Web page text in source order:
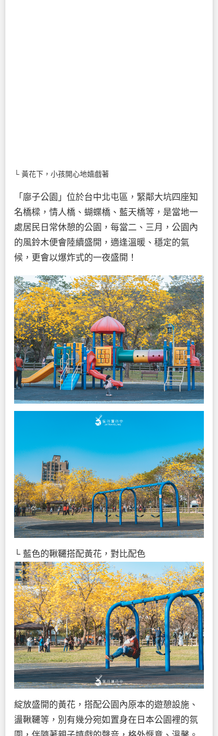
└ 黃花下，小孩開心地嬉戲著
「廍子公園」位於台中北屯區，緊鄰大坑四座知
名橋樑，情人橋、蝴蝶橋、藍天橋等，是當地一
處居民日常休憩的公園，每當二、三月，公園內
的風鈴木便會陸續盛開，適逢溫暖、穩定的氣
候，更會以爆炸式的一夜盛開！
└ 藍色的鞦韆搭配黃花，對比配色
綻放盛開的黃花，搭配公園內原本的遊憩設施、
盪鞦韆等，別有幾分宛如置身在日本公園裡的氛